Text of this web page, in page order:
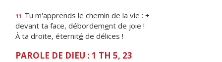
11 Tu m'apprends le chemin de la vie : +
devant ta face, débordement de joie !
À ta droite, éternité de délices !
PAROLE DE DIEU : 1 TH 5, 23